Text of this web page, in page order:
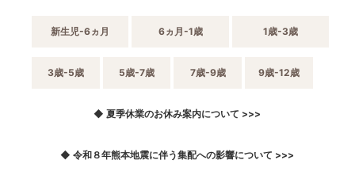
新生児-6ヵ月 6ヵ月-1歳 1歳-3歳
3歳-5歳 5歳-7歳 7歳-9歳 9歳-12歳
◆ 夏季休業のお休み案内について >>>
◆ 令和８年熊本地震に伴う集配への影響について >>>